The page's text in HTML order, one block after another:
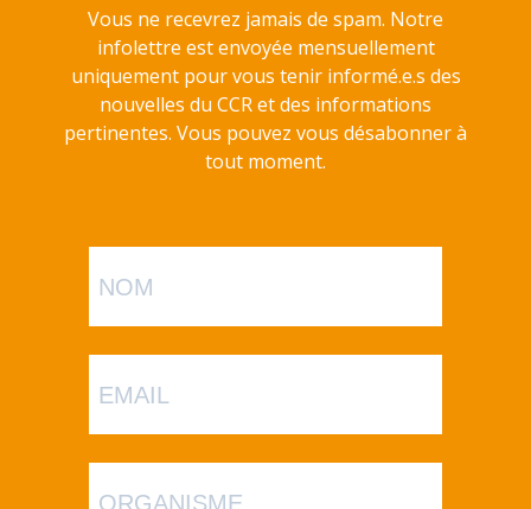
Vous ne recevrez jamais de spam. Notre
infolettre est envoyée mensuellement
uniquement pour vous tenir informé.e.s des
nouvelles du CCR et des informations
pertinentes. Vous pouvez vous désabonner à
tout moment.